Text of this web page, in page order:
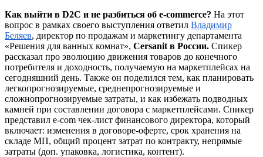
Как выйти в D2C и не разбиться об e-commerce? На этот
вопрос в рамках своего выступления ответил Владимир
Беляев, директор по продажам и маркетингу департамента
«Решения для ванных комнат», Cersanit в России. Спикер
рассказал про эволюцию движения товаров до конечного
потребителя и доходность, получаемую на маркетплейсах на
сегодняшний день. Также он поделился тем, как планировать
легкопрогнозируемые, среднепрогнозируемые и
сложнопрогнозируемые затраты, и как избежать подводных
камней при составлении договора с маркетплейсами. Спикер
представил e-com чек-лист финансового директора, который
включает: изменения в договоре-оферте, срок хранения на
складе МП, общий процент затрат по контракту, непрямые
затраты (доп. упаковка, логистика, контент).